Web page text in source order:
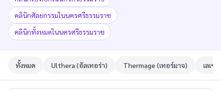
คลินิกศัลยกรรมในนครศรีธรรมราช
คลินิกทั้งหมดในนครศรีธรรมราช
ทั้งหมด Ulthera (อัลเทอร่า) Thermage (เทอร์มาจ) เลเซ